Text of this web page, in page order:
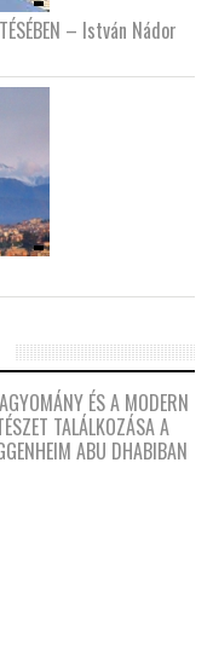
– István Nádor
ÉS A MODERN
TALÁLKOZÁSA A
ABU DHABIBAN